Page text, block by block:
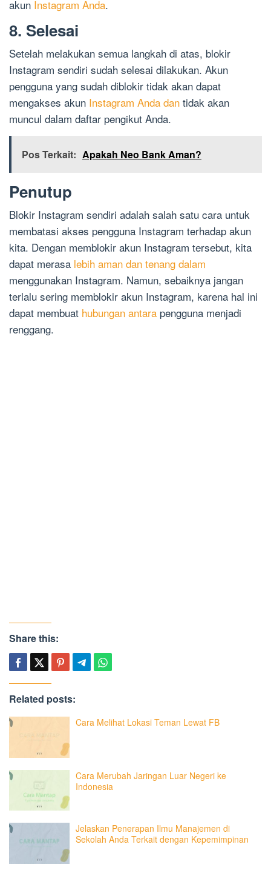
akun Instagram Anda.
8. Selesai
Setelah melakukan semua langkah di atas, blokir
Instagram sendiri sudah selesai dilakukan. Akun
pengguna yang sudah diblokir tidak akan dapat
mengakses akun Instagram Anda dan tidak akan
muncul dalam daftar pengikut Anda.
Pos Terkait: Apakah Neo Bank Aman?
Penutup
Blokir Instagram sendiri adalah salah satu cara untuk
membatasi akses pengguna Instagram terhadap akun
kita. Dengan memblokir akun Instagram tersebut, kita
dapat merasa lebih aman dan tenang dalam
menggunakan Instagram. Namun, sebaiknya jangan
terlalu sering memblokir akun Instagram, karena hal ini
dapat membuat hubungan antara pengguna menjadi
renggang.
Share this:
Related posts:
Cara Melihat Lokasi Teman Lewat FB
Cara Merubah Jaringan Luar Negeri ke
Indonesia
Jelaskan Penerapan Ilmu Manajemen di
Sekolah Anda Terkait dengan Kepemimpinan